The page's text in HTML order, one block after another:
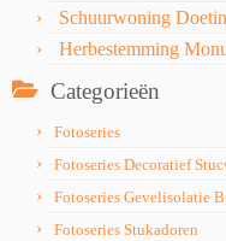
Schuurwoning
Herbestemming
Categorieën
Fotoseries
Fotoseries Decoratief
Fotoseries Gevelisolatie
Fotoseries Stukadoren